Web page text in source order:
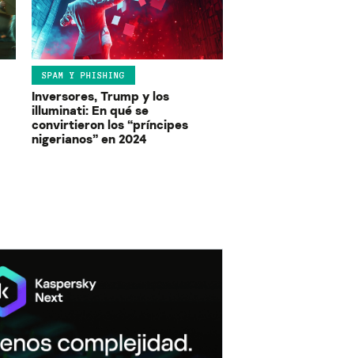
SPAM Y PHISHING
Inversores, Trump y los
illuminati: En qué se
convirtieron los “príncipes
nigerianos” en 2024